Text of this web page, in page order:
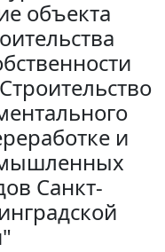
объекта
и
Санкт-